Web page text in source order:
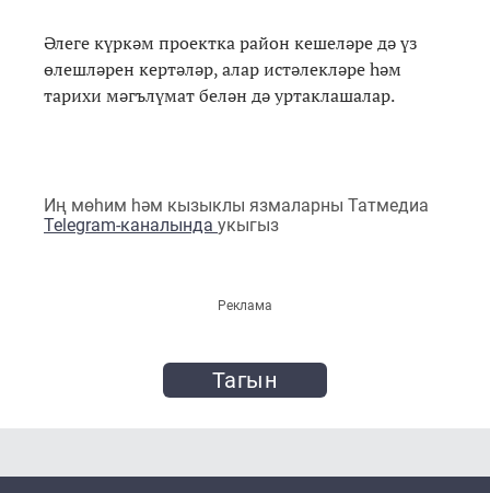
Әлеге күркәм проектка район кешеләре дә үз
өлешләрен кертәләр, алар истәлекләре һәм
тарихи мәгълүмат белән дә уртаклашалар.
Иң мөһим һәм кызыклы язмаларны Татмедиа
Telegram-каналында укыгыз
Реклама
Тагын